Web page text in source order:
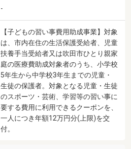
-
【子どもの習い事費用助成事業】対象
は、市内在住の生活保護受給者、児童
扶養手当受給者又は吹田市ひとり親家
庭の医療費助成対象者のうち、小学校
5年生から中学校3年生までの児童・
生徒の保護者。対象となる児童・生徒
のスポーツ・芸術、学習等の習い事に
要する費用に利用できるクーポンを、
一人につき年額12万円分(上限)を交
付。